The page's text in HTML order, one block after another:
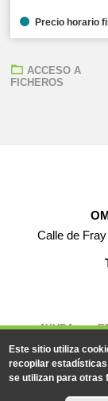
Precio horario
ACCESO A
FICHEROS
Calle de
© 2019-
AYUDA
Este sitio utiliza
recopilar
se utilizan para otras